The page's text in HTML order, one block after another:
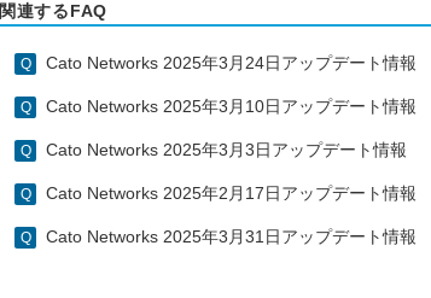
関連するFAQ
Cato Networks 2025年3月24日アップデート情報
Cato Networks 2025年3月10日アップデート情報
Cato Networks 2025年3月3日アップデート情報
Cato Networks 2025年2月17日アップデート情報
Cato Networks 2025年3月31日アップデート情報